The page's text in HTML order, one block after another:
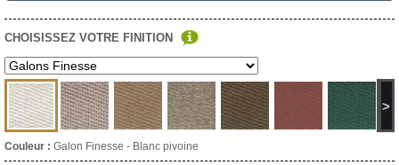
CHOISISSEZ VOTRE FINITION
>
Couleur : Galon Finesse - Blanc pivoine